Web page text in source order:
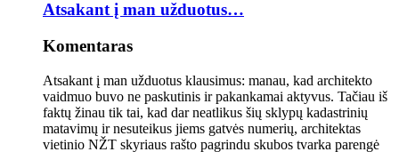
Atsakant į man užduotus…
Komentaras
Atsakant į man užduotus klausimus: manau, kad architekto
vaidmuo buvo ne paskutinis ir pakankamai aktyvus. Tačiau iš
faktų žinau tik tai, kad dar neatlikus šių sklypų kadastrinių
matavimų ir nesuteikus jiems gatvės numerių, architektas
vietinio NŽT skyriaus rašto pagrindu skubos tvarka parengė